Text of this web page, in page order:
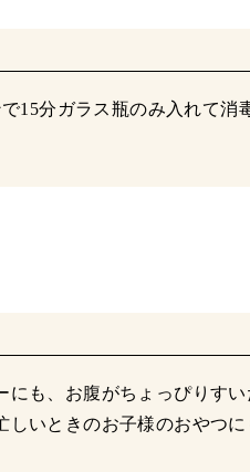
15分ガラス瓶のみ入れて消
も、お腹がちょっぴりす
いときのお子様のおやつに